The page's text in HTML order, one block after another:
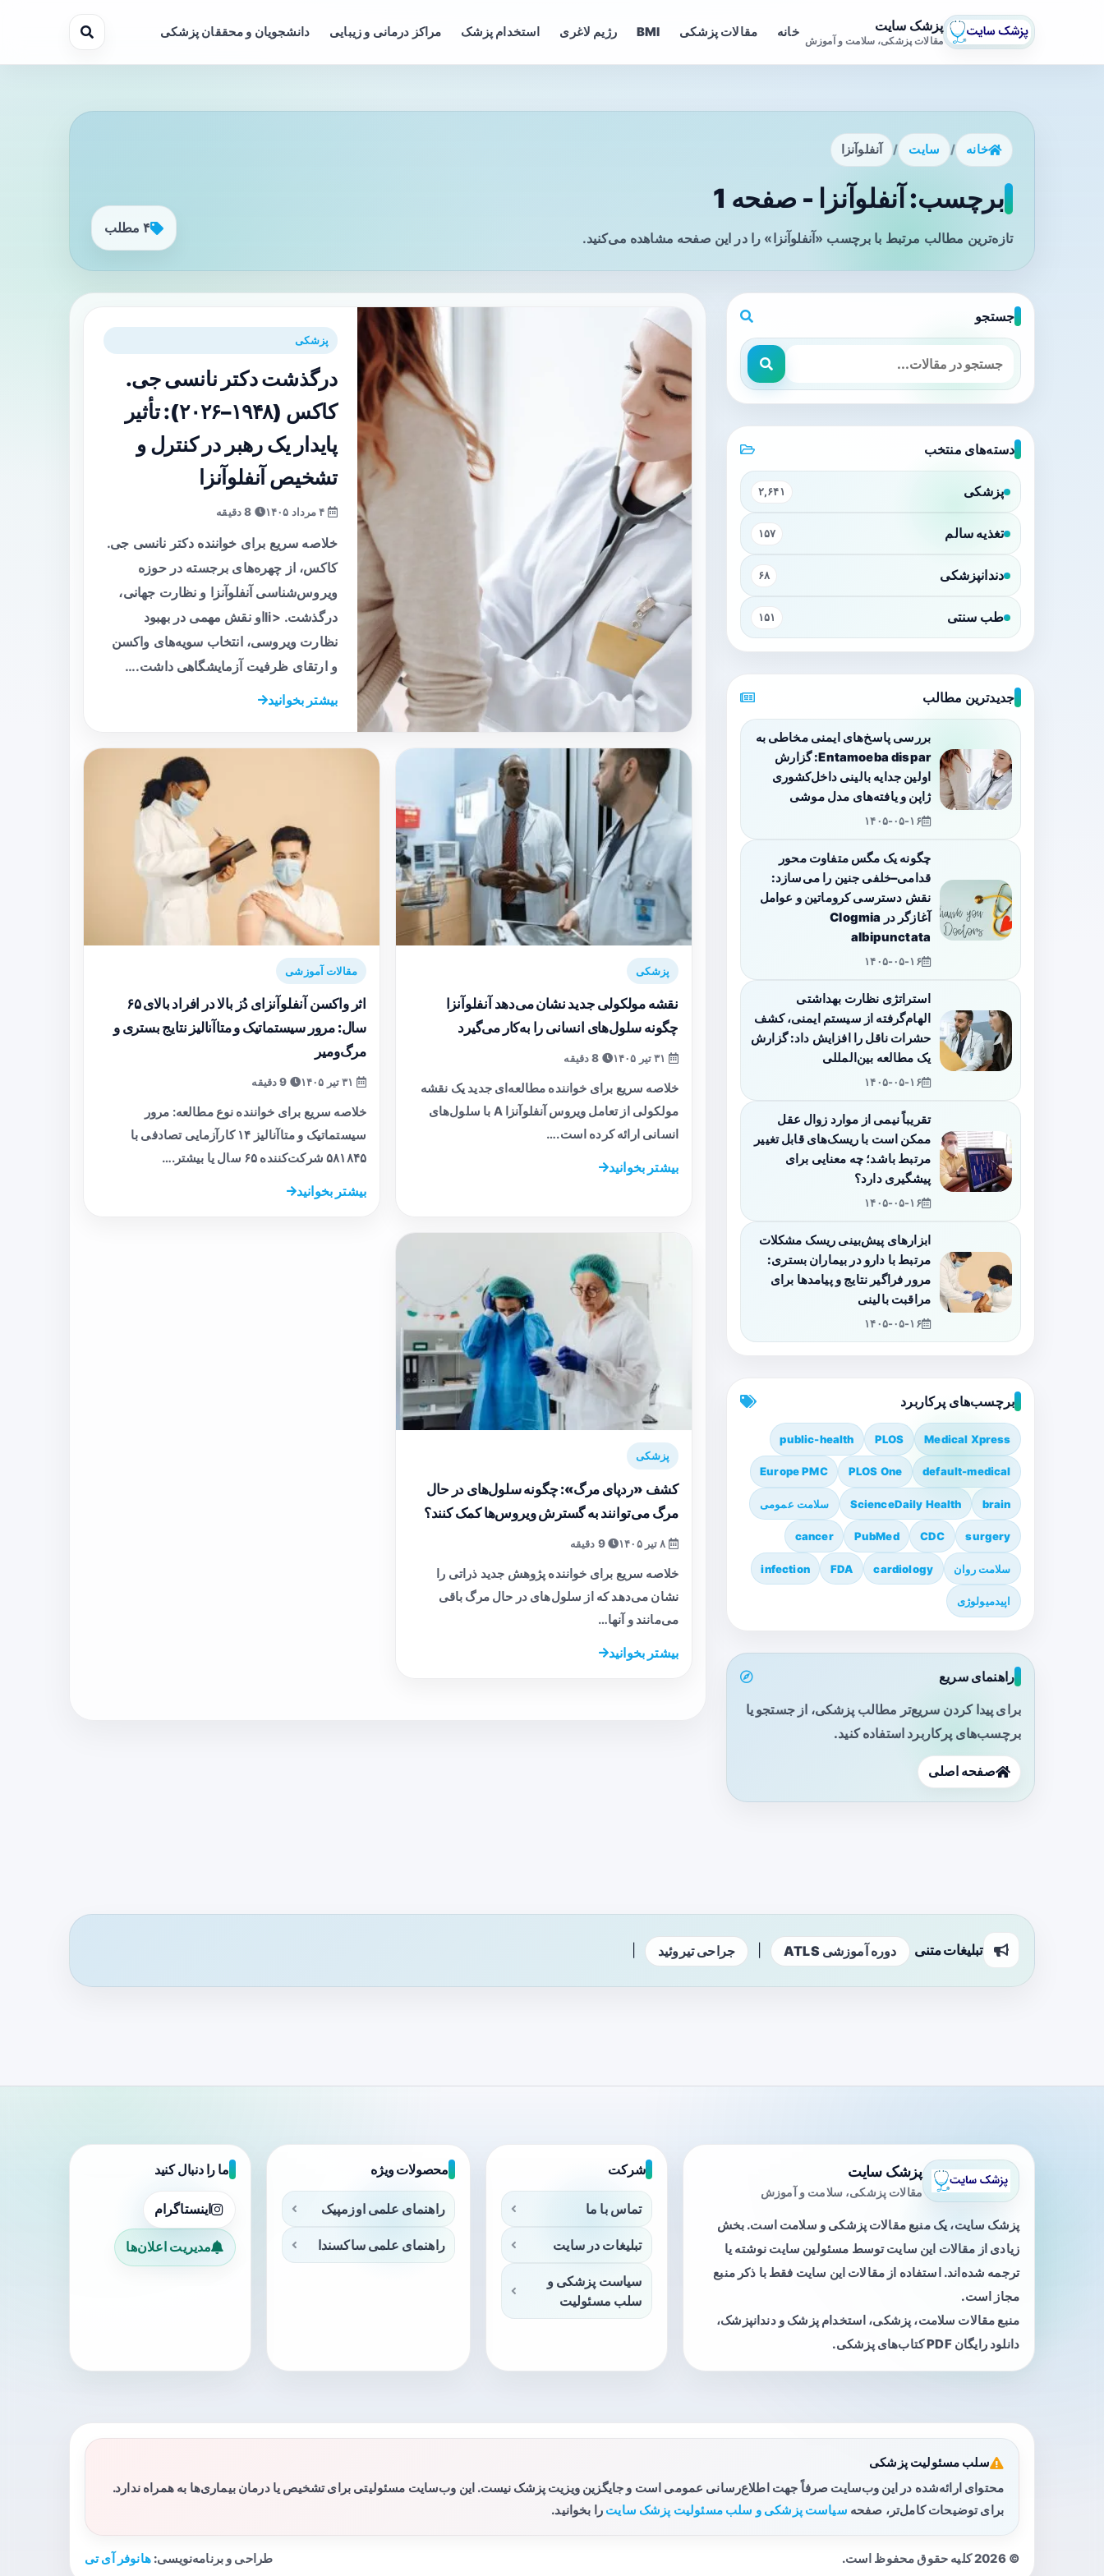
پزشک سایت
مقالات پزشکی، سلامت و آموزش
خانه مقالات پزشکی BMI رژیم لاغری استخدام پزشک مراکز درمانی و زیبایی دانشجویان و محققان پزشکی
خانه / سایت / آنفلوآنزا
برچسب: آنفلوآنزا - صفحه 1
تازه‌ترین مطالب مرتبط با برچسب «آنفلوآنزا» را در این صفحه مشاهده می‌کنید.
۴ مطلب
پزشکی
درگذشت دکتر نانسی جی.
کاکس (۱۹۴۸–۲۰۲۶): تأثیر
پایدار یک رهبر در کنترل و
تشخیص آنفلوآنزا
خلاصه سریع برای خواننده دکتر نانسی جی.
کاکس، از چهره‌های برجسته در حوزه
ویروس‌شناسی آنفلوآنزا و نظارت جهانی،
درگذشت. <liاو نقش مهمی در بهبود
نظارت ویروسی، انتخاب سویه‌های واکسن
و ارتقای ظرفیت آزمایشگاهی داشت.…
بیشتر بخوانید
پزشکی
نقشه مولکولی جدید نشان می‌دهد آنفلوآنزا
چگونه سلول‌های انسانی را به‌کار می‌گیرد
خلاصه سریع برای خواننده مطالعه‌ای جدید یک نقشه
مولکولی از تعامل ویروس آنفلوآنزا A با سلول‌های
انسانی ارائه کرده است.…
بیشتر بخوانید
مقالات آموزشی
اثر واکسن آنفلوآنزای دُز بالا در افراد بالای ۶۵
سال: مرور سیستماتیک و متاآنالیز نتایج بستری و
مرگ‌ومیر
خلاصه سریع برای خواننده نوع مطالعه: مرور
سیستماتیک و متاآنالیز ۱۴ کارآزمایی تصادفی با
۵۸۱۸۴۵ شرکت‌کننده ۶۵ سال یا بیشتر.…
بیشتر بخوانید
پزشکی
کشف «ردپای مرگ»: چگونه سلول‌های در حال
مرگ می‌توانند به گسترش ویروس‌ها کمک کنند؟
9 دقیقه
خلاصه سریع برای خواننده پژوهش جدید ذراتی را
نشان می‌دهد که از سلول‌های در حال مرگ باقی
می‌مانند و آنها…
بیشتر بخوانید
جستجو
دسته‌های منتخب
پزشکی ۲,۶۴۱
تغذیه سالم ۱۵۷
دندانپزشکی ۶۸
طب سنتی ۱۵۱
جدیدترین مطالب
بررسی پاسخ‌های ایمنی مخاطی به
Entamoeba dispar: گزارش
اولین جدایه بالینی داخل‌کشوری
ژاپن و یافته‌های مدل موشی
۱۴۰۵-۰۵-۱۶
چگونه یک مگس متفاوت محور
قدامی–خلفی جنین را می‌سازد:
نقش دسترسی کروماتین و عوامل
آغازگر در Clogmia
albipunctata
۱۴۰۵-۰۵-۱۶
استراتژی نظارت بهداشتی
الهام‌گرفته از سیستم ایمنی، کشف
حشرات ناقل را افزایش داد: گزارش
یک مطالعه بین‌المللی
۱۴۰۵-۰۵-۱۶
تقریباً نیمی از موارد زوال عقل
ممکن است با ریسک‌های قابل تغییر
مرتبط باشد؛ چه معنایی برای
پیشگیری دارد؟
۱۴۰۵-۰۵-۱۶
ابزارهای پیش‌بینی ریسک مشکلات
مرتبط با دارو در بیماران بستری:
مرور فراگیر نتایج و پیامدها برای
مراقبت بالینی
۱۴۰۵-۰۵-۱۶
برچسب‌های پرکاربرد
Medical Xpress
PLOS
public-health
default-medical
PLOS One
Europe PMC
brain
ScienceDaily Health سلامت عمومی
surgery
CDC
PubMed
cancer
سلامت روان cardiology
FDA
infection
اپیدمیولوژی
راهنمای سریع
برای پیدا کردن سریع‌تر مطالب پزشکی، از جستجو یا
برچسب‌های پرکاربرد استفاده کنید.
صفحه اصلی
تبلیغات متنی دوره آموزشی ATLS جراحی تیروئید
پزشک سایت
مقالات پزشکی، سلامت و آموزش
پزشک سایت، یک منبع مقالات پزشکی و سلامت است. بخش
زیادی از مقالات این سایت توسط مسئولین سایت نوشته یا
ترجمه شده‌اند. استفاده از مقالات این سایت فقط با ذکر منبع
مجاز است.
منبع مقالات سلامت، پزشکی، استخدام پزشک و دندانپزشک،
دانلود رایگان PDF کتاب‌های پزشکی.
شرکت
تماس با ما
تبلیغات در سایت
سیاست پزشکی و
سلب مسئولیت
محصولات ویژه
راهنمای علمی اوزمپیک
راهنمای علمی ساکسندا
ما را دنبال کنید
اینستاگرام
مدیریت اعلان‌ها
سلب مسئولیت پزشکی
محتوای ارائه‌شده در این وب‌سایت صرفاً جهت اطلاع‌رسانی عمومی است و جایگزین ویزیت پزشک نیست. این وب‌سایت مسئولیتی برای تشخیص یا درمان بیماری‌ها به همراه ندارد.
برای توضیحات کامل‌تر، صفحه سیاست پزشکی و سلب مسئولیت پزشک سایت را بخوانید.
© 2026 کلیه حقوق محفوظ است. طراحی و برنامه‌نویسی:هانوفر آی تی